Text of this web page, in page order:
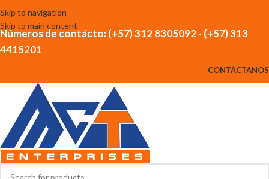
Skip to navigation
Skip to main content
Números de contácto: (+57) 312 8305092 - (+57) 313
4415201
CONTÁCTANOS